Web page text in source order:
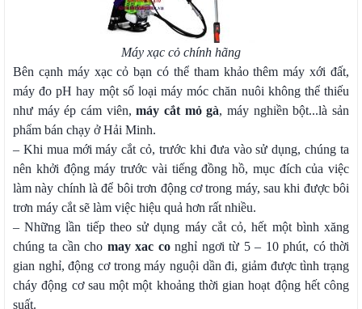
Máy xạc cỏ chính hãng
Bên cạnh máy xạc cỏ bạn có thể tham khảo thêm máy xới đất,
máy đo pH hay một số loại máy móc chăn nuôi không thể thiếu
như máy ép cám viên,máy cắt mỏ gà, máy nghiền bột...là sản
phẩm bán chạy ở Hải Minh.
– Khi mua mới máy cắt cỏ, trước khi đưa vào sử dụng, chúng ta
nên khởi động máy trước vài tiếng đồng hồ, mục đích của việc
làm này chính là để bôi trơn động cơ trong máy, sau khi được bôi
trơn máy cắt sẽ làm việc hiệu quả hơn rất nhiều.
– Những lần tiếp theo sử dụng máy cắt cỏ, hết một bình xăng
chúng ta cần cho may xac conghỉ ngơi từ 5 – 10 phút, có thời
gian nghỉ, động cơ trong máy nguội dần đi, giảm được tình trạng
cháy động cơ sau một một khoảng thời gian hoạt động hết công
suất.